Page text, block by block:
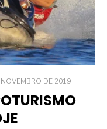
DE 2019